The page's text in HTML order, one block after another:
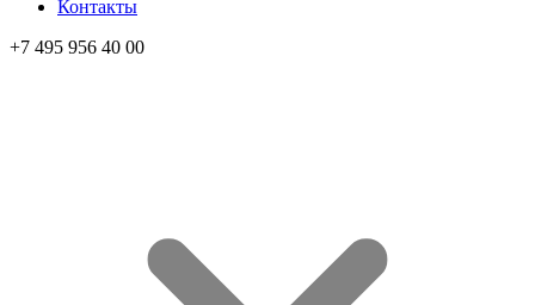
Контакты
+7 495 956 40 00